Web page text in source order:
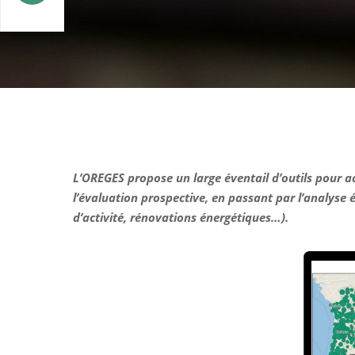
L’OREGES propose un large éventail d’outils
l’évaluation prospective, en passant par
d’activité, rénovations énergétiques…).